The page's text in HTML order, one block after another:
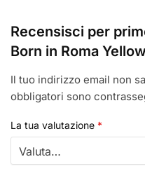
Recensisci per
Born in Roma
Il tuo indirizzo email non
obbligatori sono
La tua valutazione *